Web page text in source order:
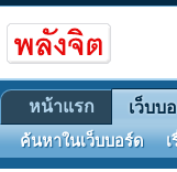
หน้าแรก เว็บบ
ค้นหาในเว็บบอร์ด